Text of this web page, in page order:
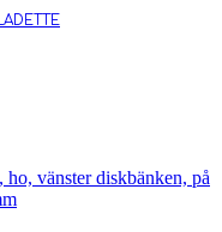
vänster diskbänken, på